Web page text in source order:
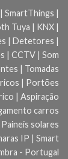
|
Tuya | KNX |
| Detetores |
| CCTV | Som
| Tomadas
| Portões
| Aspiração
carros
solares
IP | Smart
- Portugal